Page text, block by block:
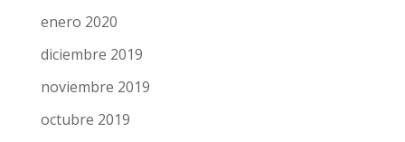
enero 2020
diciembre 2019
noviembre 2019
octubre 2019